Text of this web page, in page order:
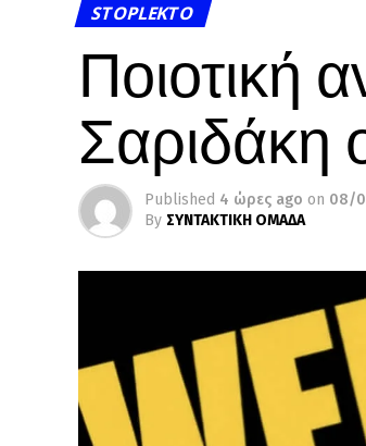
STOPLEKTO
Ποιοτική
Σαριδάκη
Published 4 ώρες ago on 08/
By ΣΥΝΤΑΚΤΙΚΗ ΟΜΑΔΑ